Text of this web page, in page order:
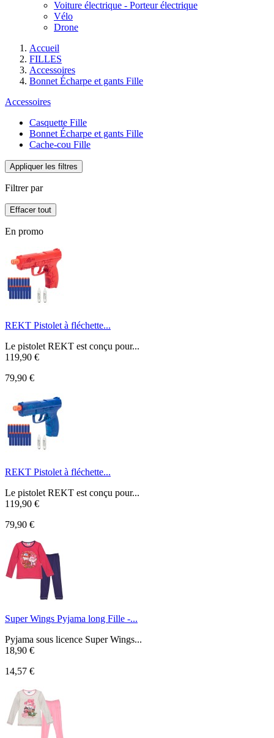
Voiture électrique - Porteur électrique
Vélo
Drone
Accueil
FILLES
Accessoires
Bonnet Écharpe et gants Fille
Accessoires
Casquette Fille
Bonnet Écharpe et gants Fille
Cache-cou Fille
Appliquer les filtres
Filtrer par
Effacer tout
En promo
REKT Pistolet à fléchette...
Le pistolet REKT est conçu pour...
119,90 €
79,90 €
REKT Pistolet à fléchette...
Le pistolet REKT est conçu pour...
119,90 €
79,90 €
Super Wings Pyjama long Fille -...
Pyjama sous licence Super Wings...
18,90 €
14,57 €